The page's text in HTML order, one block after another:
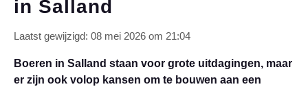
Documenten
Subsidies
in Salland
Laatst gewijzigd: 08 mei 2026 om 21:04
Boeren in Salland staan voor grote uitdagingen, maar
er zijn ook volop kansen om te bouwen aan een